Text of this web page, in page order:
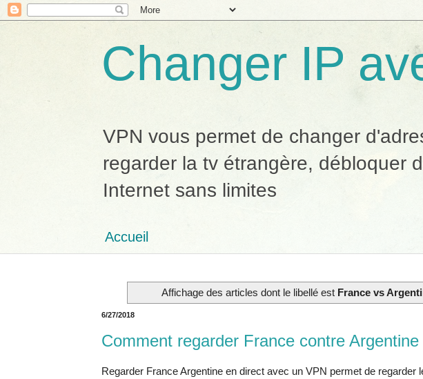
Changer IP
VPN vous permet de changer
regarder la tv étrangère, débloquer
Internet sans limites
Accueil
Affichage des articles dont le libellé est France vs
6/27/2018
Comment regarder France contre
Regarder France Argentine en direct avec un VPN permet de regarder